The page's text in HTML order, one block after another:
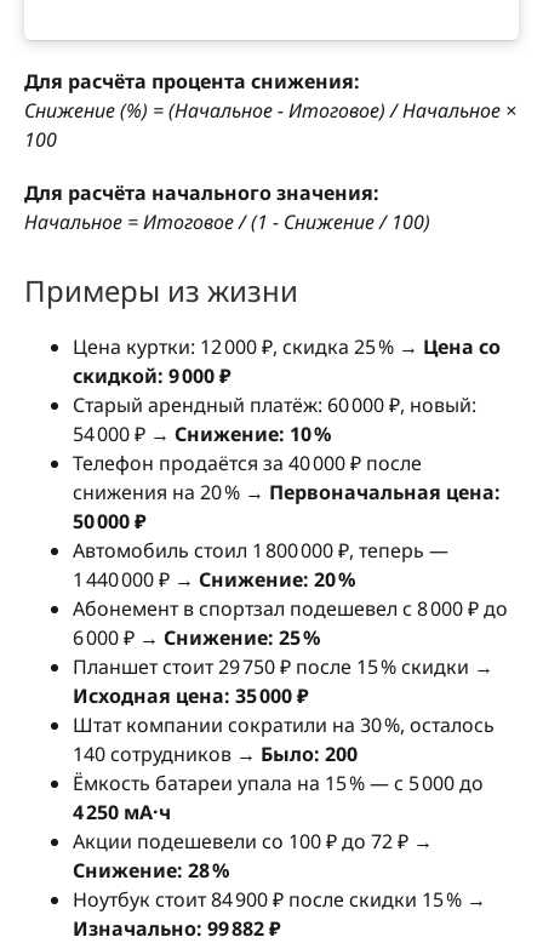
Для расчёта процента снижения:
Снижение (%) = (Начальное − Итоговое) / Начальное ×
100
Для расчёта начального значения:
Начальное = Итоговое / (1 − Снижение / 100)
Примеры из жизни
Цена куртки: 12 000 ₽, скидка 25 % → Цена со
скидкой: 9 000 ₽
Старый арендный платёж: 60 000 ₽, новый:
54 000 ₽ → Снижение: 10 %
Телефон продаётся за 40 000 ₽ после
снижения на 20 % → Первоначальная цена:
50 000 ₽
Автомобиль стоил 1 800 000 ₽, теперь —
1 440 000 ₽ → Снижение: 20 %
Абонемент в спортзал подешевел с 8 000 ₽ до
6 000 ₽ → Снижение: 25 %
Планшет стоит 29 750 ₽ после 15 % скидки →
Исходная цена: 35 000 ₽
Штат компании сократили на 30 %, осталось
140 сотрудников → Было: 200
Ёмкость батареи упала на 15 % — с 5 000 до
4 250 мА·ч
Акции подешевели со 100 ₽ до 72 ₽ →
Снижение: 28 %
Ноутбук стоит 84 900 ₽ после скидки 15 % →
Изначально: 99 882 ₽